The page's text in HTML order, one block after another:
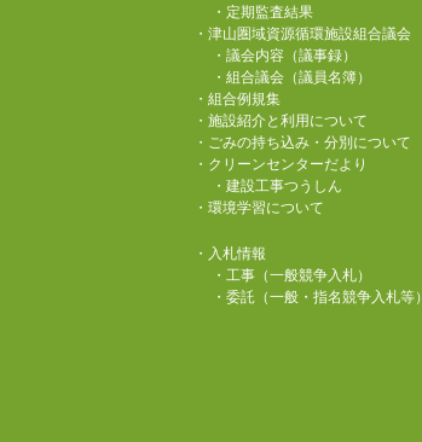
・定期監査結果
・津山圏域資源循環施設組合議会
・議会内容（議事録）
・組合議会（議員名簿）
・組合例規集
・施設紹介と利用について
・ごみの持ち込み・分別について
・クリーンセンターだより
・建設工事つうしん
・環境学習について
・入札情報
・工事（一般競争入札）
・委託（一般・指名競争入札等）